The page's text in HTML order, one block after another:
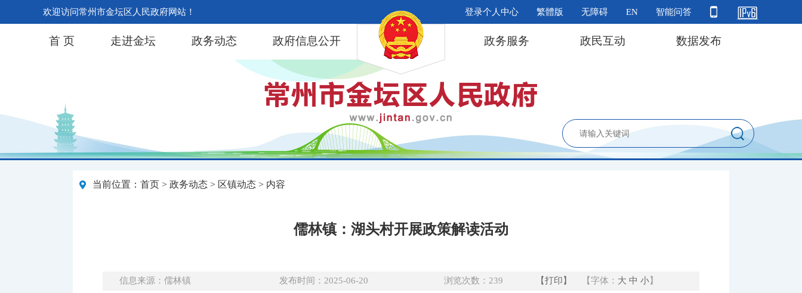
欢迎访问常州市金坛区人民政府网站！ 登录个人中心 繁體版 无障碍 EN 智能问答
首 页 走进金坛 政务动态 政府信息公开 政务服务 政民互动 数据发布
当前位置： 首页 > 政务动态 > 区镇动态 > 内容
儒林镇：湖头村开展政策解读活动
信息来源：儒林镇 发布时间：2025-06-20 浏览次数： 239 【打印】 【字体： 大 中 小】